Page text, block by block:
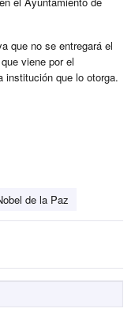
que no se entregará el
viene por el
institución que lo otorga.
de la Paz